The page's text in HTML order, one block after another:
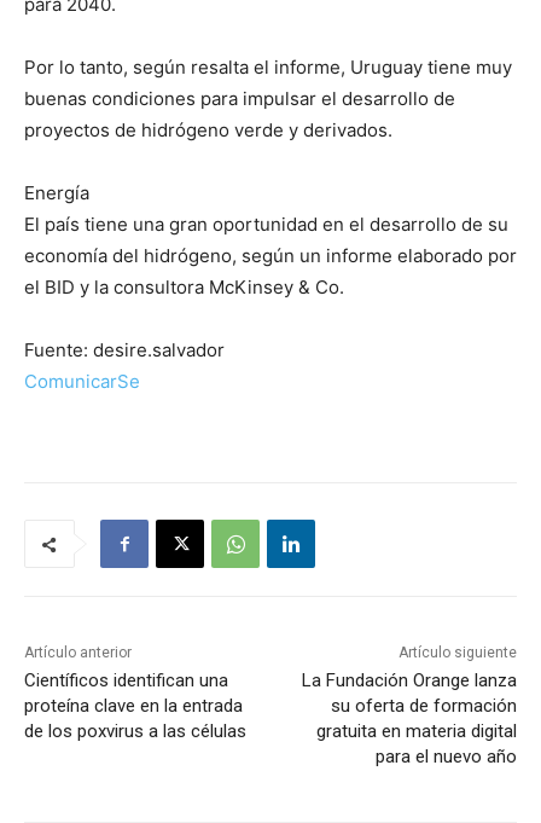
Por lo tanto, según resalta el informe, Uruguay tiene muy
buenas condiciones para impulsar el desarrollo de
proyectos de hidrógeno verde y derivados.
Energía
El país tiene una gran oportunidad en el desarrollo de su
economía del hidrógeno, según un informe elaborado por
el BID y la consultora McKinsey & Co.
Fuente: desire.salvador
ComunicarSe
Artículo anterior
Científicos identifican una
proteína clave en la entrada
de los poxvirus a las células
Artículo siguiente
La Fundación Orange lanza
su oferta de formación
gratuita en materia digital
para el nuevo año